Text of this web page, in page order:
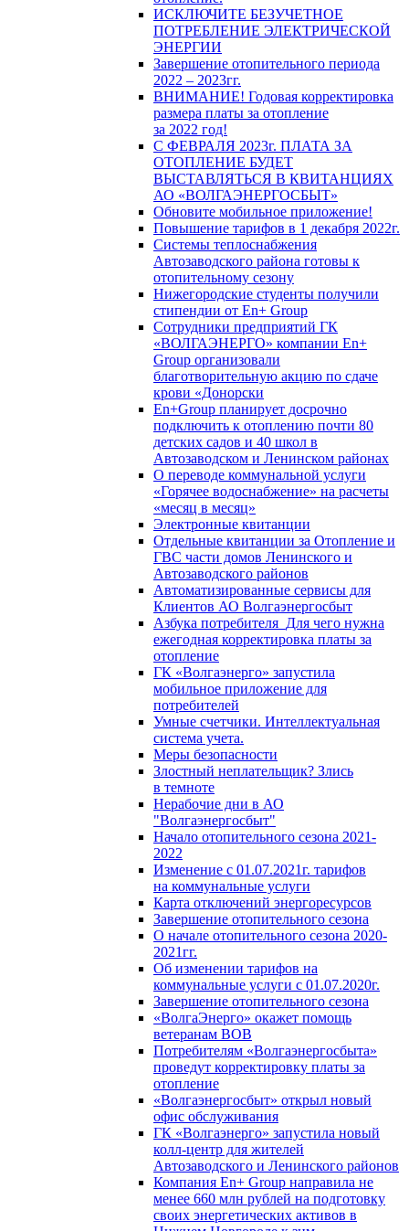
ИСКЛЮЧИТЕ БЕЗУЧЕТНОЕ
ПОТРЕБЛЕНИЕ ЭЛЕКТРИЧЕСКОЙ
ЭНЕРГИИ
Завершение отопительного периода
2022 – 2023гг.
ВНИМАНИЕ! Годовая корректировка
размера платы за отопление
за 2022 год!
С ФЕВРАЛЯ 2023г. ПЛАТА ЗА
ОТОПЛЕНИЕ БУДЕТ
ВЫСТАВЛЯТЬСЯ В КВИТАНЦИЯХ
АО «ВОЛГАЭНЕРГОСБЫТ»
Обновите мобильное приложение!
Повышение тарифов в 1 декабря 2022г.
Системы теплоснабжения
Автозаводского района готовы к
отопительному сезону
Нижегородские студенты получили
стипендии от En+ Group
Сотрудники предприятий ГК
«ВОЛГАЭНЕРГО» компании En+
Group организовали
благотворительную акцию по сдаче
крови «Донорски
En+Group планирует досрочно
подключить к отоплению почти 80
детских садов и 40 школ в
Автозаводском и Ленинском районах
О переводе коммунальной услуги
«Горячее водоснабжение» на расчеты
«месяц в месяц»
Электронные квитанции
Отдельные квитанции за Отопление и
ГВС части домов Ленинского и
Автозаводского районов
Автоматизированные сервисы для
Клиентов АО Волгаэнергосбыт
Азбука потребителя_Для чего нужна
ежегодная корректировка платы за
отопление
ГК «Волгаэнерго» запустила
мобильное приложение для
потребителей
Умные счетчики. Интеллектуальная
система учета.
Меры безопасности
Злостный неплательщик? Злись
в темноте
Нерабочие дни в АО
"Волгаэнергосбыт"
Начало отопительного сезона 2021-
2022
Изменение с 01.07.2021г. тарифов
на коммунальные услуги
Карта отключений энергоресурсов
Завершение отопительного сезона
О начале отопительного сезона 2020-
2021гг.
Об изменении тарифов на
коммунальные услуги с 01.07.2020г.
Завершение отопительного сезона
«ВолгаЭнерго» окажет помощь
ветеранам ВОВ
Потребителям «Волгаэнергосбыта»
проведут корректировку платы за
отопление
«Волгаэнергосбыт» открыл новый
офис обслуживания
ГК «Волгаэнерго» запустила новый
колл-центр для жителей
Автозаводского и Ленинского районов
Компания En+ Group направила не
менее 660 млн рублей на подготовку
своих энергетических активов в